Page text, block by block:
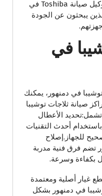
التام، وجميع هذه الجهود تجعل توكيل صيانة Toshiba في
يبحثون عن الجودة
في
في دمنهور، يمكنك
صيانة ثلاجات توشيبا
الأعطال
أحدث التقنيات
للجهاز.إصلاح
تضم فرق فنية مدربة
بكفاءة وسرعة.
غيار أصلية ومعتمدة
في دمنهور بشكل